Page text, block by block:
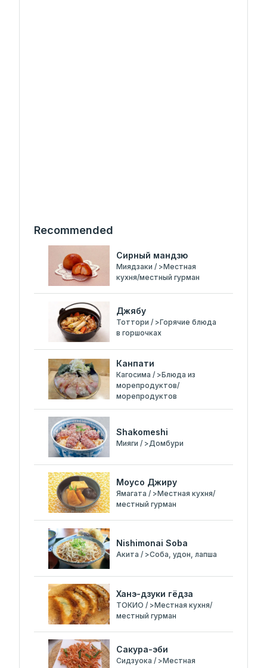
Recommended
Сирный мандзю
Миядзаки / >Местная
кухня/местный гурман
Джябу
Тоттори / >Горячие блюда
в горшочках
Канпати
Кагосима / >Блюда из
морепродуктов/
морепродуктов
Shakomeshi
Мияги / >Домбури
Моусо Джиру
Ямагата / >Местная кухня/
местный гурман
Nishimonai Soba
Акита / >Соба, удон, лапша
Ханэ-дзуки гёдза
ТОКИО / >Местная кухня/
местный гурман
Сакура-эби
Сидзуока / >Местная